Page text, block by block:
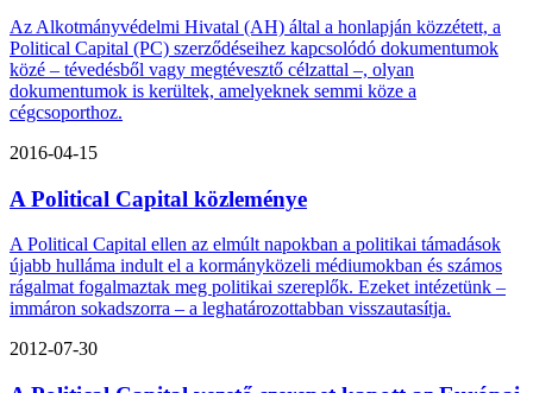
Az Alkotmányvédelmi Hivatal (AH) által a honlapján közzétett, a
Political Capital (PC) szerződéseihez kapcsolódó dokumentumok
közé – tévedésből vagy megtévesztő célzattal –, olyan
dokumentumok is kerültek, amelyeknek semmi köze a
cégcsoporthoz.
2016-04-15
A Political Capital közleménye
A Political Capital ellen az elmúlt napokban a politikai támadások
újabb hulláma indult el a kormányközeli médiumokban és számos
rágalmat fogalmaztak meg politikai szereplők. Ezeket intézetünk –
immáron sokadszorra – a leghatározottabban visszautasítja.
2012-07-30